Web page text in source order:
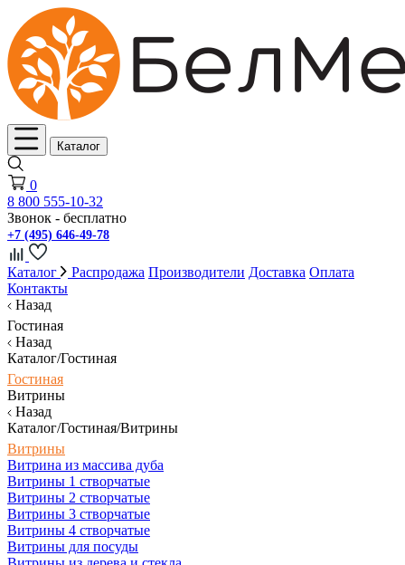
Каталог
0
8 800 555-10-32
Звонок - бесплатно
+7 (495) 646-49-78
Каталог Распродажа Производители Доставка Оплата
Контакты
Назад
Гостиная
Назад
Каталог/Гостиная
Гостиная
Витрины
Назад
Каталог/Гостиная/Витрины
Витрины
Витрина из массива дуба
Витрины 1 створчатые
Витрины 2 створчатые
Витрины 3 створчатые
Витрины 4 створчатые
Витрины для посуды